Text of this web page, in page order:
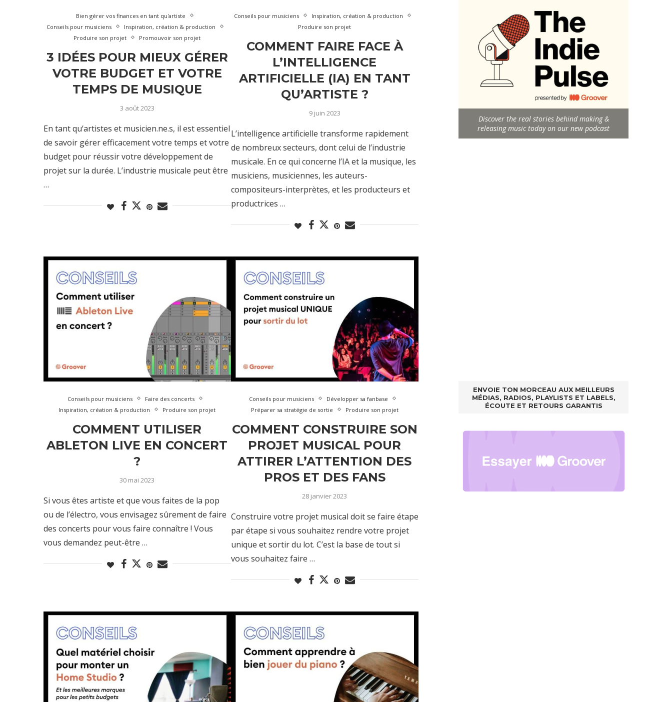
Bien gérer vos finances en tant qu'artiste
Conseils pour musiciens
Inspiration, création & production
Produire son projet
Promouvoir son projet
3 IDÉES POUR MIEUX GÉRER
VOTRE BUDGET ET VOTRE
TEMPS DE MUSIQUE
3 août 2023
En tant qu‘artistes et musicien.ne.s, il est essentiel
de savoir gérer efficacement votre temps et votre
budget pour réussir votre développement de
projet sur la durée. L’industrie musicale peut être
…
Conseils pour musiciens
Inspiration, création & production
Produire son projet
COMMENT FAIRE FACE À
L’INTELLIGENCE
ARTIFICIELLE (IA) EN TANT
QU’ARTISTE ?
9 juin 2023
L’intelligence artificielle transforme rapidement
de nombreux secteurs, dont celui de l’industrie
musicale. En ce qui concerne l’IA et la musique, les
musiciens, musiciennes, les auteurs-
compositeurs-interprètes, et les producteurs et
productrices …
Conseils pour musiciens
Faire des concerts
Inspiration, création & production
Produire son projet
COMMENT UTILISER
ABLETON LIVE EN CONCERT
?
30 mai 2023
Si vous êtes artiste et que vous faites de la pop
ou de l’électro, vous envisagez sûrement de faire
des concerts pour vous faire connaître ! Vous
vous demandez peut-être …
Conseils pour musiciens
Développer sa fanbase
Préparer sa stratégie de sortie
Produire son projet
COMMENT CONSTRUIRE SON
PROJET MUSICAL POUR
ATTIRER L’ATTENTION DES
PROS ET DES FANS
28 janvier 2023
Construire votre projet musical doit se faire étape
par étape si vous souhaitez rendre votre projet
unique et sortir du lot. C’est la base de tout si
vous souhaitez faire …
Discover the real stories behind making &
releasing music today on our new podcast
ENVOIE TON MORCEAU AUX MEILLEURS
MÉDIAS, RADIOS, PLAYLISTS ET LABELS,
ÉCOUTE ET RETOURS GARANTIS